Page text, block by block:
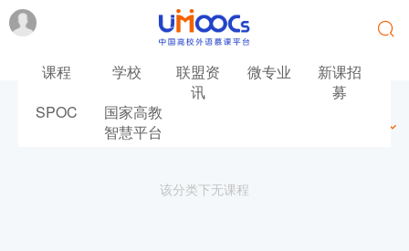
课程 学校
联盟资
讯
微专业
新课招
募
SPOC
国家高教
智慧平台
该分类下无课程